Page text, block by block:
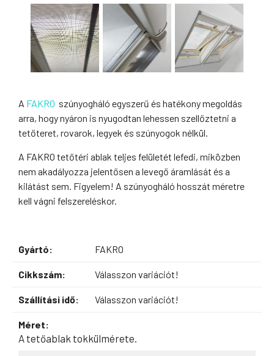
A FAKRO szúnyogháló egyszerű és hatékony megoldás
arra, hogy nyáron is nyugodtan lehessen szellőztetni a
tetőteret, rovarok, legyek és szúnyogok nélkül.
A FAKRO tetőtéri ablak teljes felületét lefedi, miközben
nem akadályozza jelentősen a levegő áramlását és a
kilátást sem. Figyelem! A szúnyogháló hosszát méretre
kell vágni felszereléskor.
Gyártó: FAKRO
Cikkszám: Válasszon variációt!
Szállítási idő: Válasszon variációt!
Méret:
A tetőablak tokkülmérete.